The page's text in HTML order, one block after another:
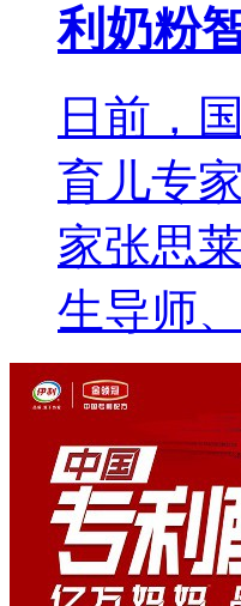
利奶粉
日前，
育儿专
家张思
生导师